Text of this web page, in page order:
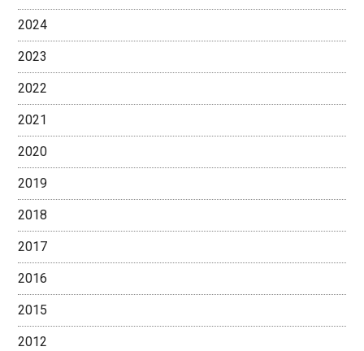
2024
2023
2022
2021
2020
2019
2018
2017
2016
2015
2012